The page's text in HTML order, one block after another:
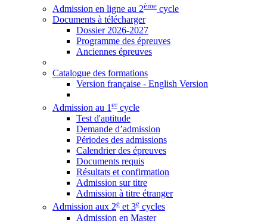
Admission en ligne au 2ème cycle
Documents à télécharger
Dossier 2026-2027
Programme des épreuves
Anciennes épreuves
Catalogue des formations
Version française - English Version
Admission au 1 ercycle
Test d'aptitude
Demande d’admission
Périodes des admissions
Calendrier des épreuves
Documents requis
Résultats et confirmation
Admission sur titre
Admission à titre étranger
Admission aux 2e et 3e cycles
Admission en Master